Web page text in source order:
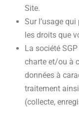
Site.
Sur l’usage
les droits que
La société
charte et/ou à
données à
traitement
(collecte,